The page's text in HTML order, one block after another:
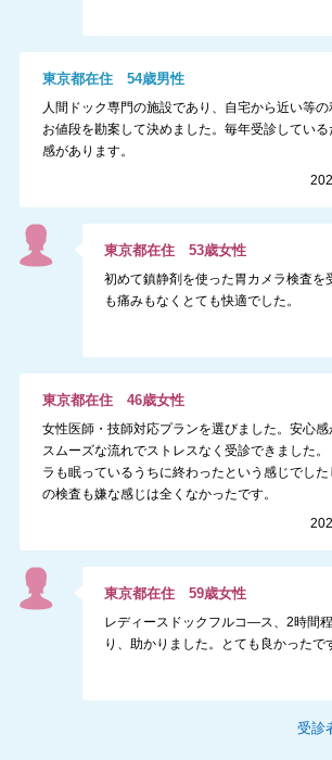
東京都在住 54歳男性
人間ドック専門の施設であり、自宅から近い等の
お値段を勘案して決めました。毎年受診している
感があります。
東京都在住53歳女性
初めて鎮静剤を使った胃カメラ検査を
も痛みもなくとても快適でした。
東京都在住 46歳女性
女性医師・技師対応プランを選びました。安心感
スムーズな流れでストレスなく受診できました。
ラも眠っているうちに終わったという感じでした
の検査も嫌な感じは全くなかったです。
東京都在住59歳女性
レディースドックフルコ―ス、2時間
り、助かりました。とても良かったで
受診